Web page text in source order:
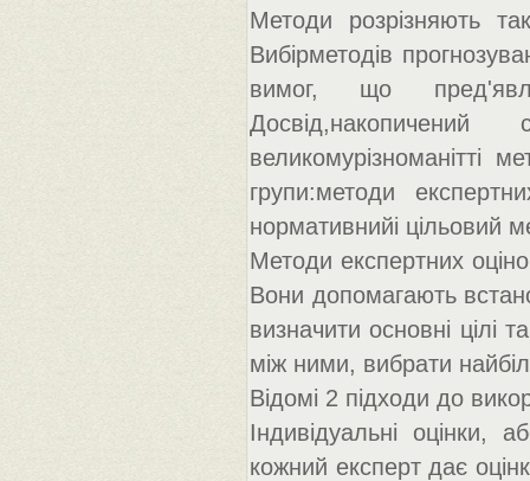
Методи розрізняють
Вибірметодів
вимог, що
великомурізноманітті
групи:методи
нормативнийі цільовий
Методи експертних
Вони допомагають
визначити основні цілі
між ними, вибрати
Відомі 2 підходи до
Індивідуальні
кожний експерт дає